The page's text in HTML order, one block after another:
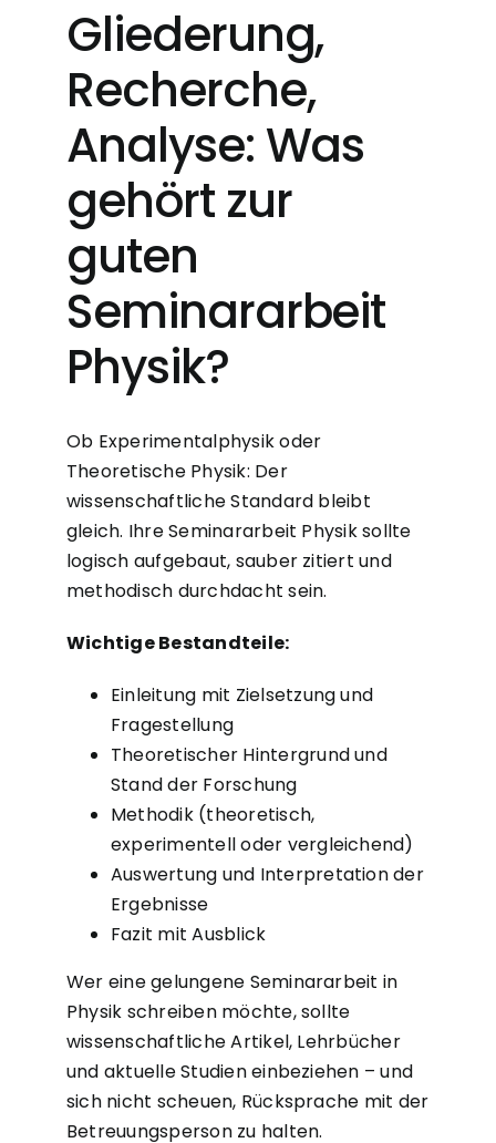
Gliederung,
Recherche,
Analyse: Was
gehört zur
guten
Seminararbeit
Physik?
Ob Experimentalphysik oder
Theoretische Physik: Der
wissenschaftliche Standard bleibt
gleich. IhreSeminararbeit Physiksollte
logisch aufgebaut, sauber zitiert und
methodisch durchdacht sein.
Wichtige Bestandteile:
Einleitung mit Zielsetzung und
Fragestellung
Theoretischer Hintergrund und
Stand der Forschung
Methodik (theoretisch,
experimentell oder vergleichend)
Auswertung und Interpretation der
Ergebnisse
Fazit mit Ausblick
Wer eine gelungene Seminararbeit in
Physik schreiben möchte, sollte
wissenschaftliche Artikel, Lehrbücher
und aktuelle Studien einbeziehen – und
sich nicht scheuen, Rücksprache mit der
Betreuungsperson zu halten.